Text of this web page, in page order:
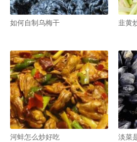
如何自制乌梅干 韭黄
河蚌怎么炒好吃 淡菜